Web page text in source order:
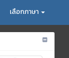
เลือกภาษา